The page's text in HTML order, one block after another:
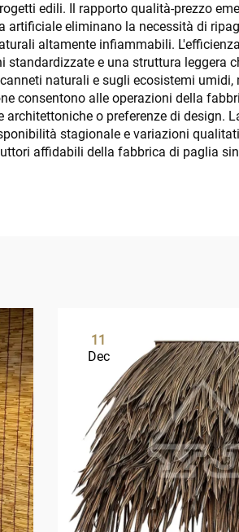
edili. Il rapporto qualità-prezzo
eliminano la necessità di
altamente infiammabili.
e una struttura leggera
naturali e sugli ecosistemi umidi,
consentono alle operazioni della
o preferenze di design.
stagionale e variazioni
affidabili della fabbrica di paglia
11
Dec